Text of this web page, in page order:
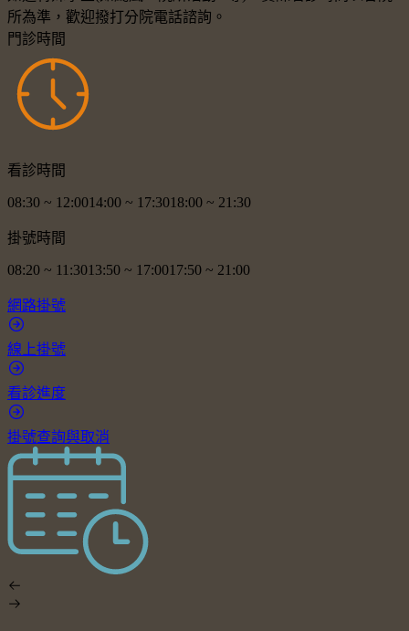
所為準，歡迎撥打分院電話諮詢。
門診時間
看診時間
08:30 ~ 12:0014:00 ~ 17:3018:00 ~ 21:30
掛號時間
08:20 ~ 11:3013:50 ~ 17:0017:50 ~ 21:00
網路掛號
線上掛號
看診進度
掛號查詢與取消